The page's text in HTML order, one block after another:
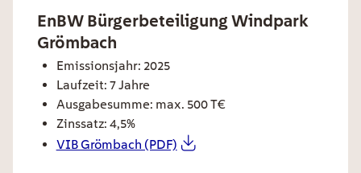
ee card title
EnBW Bürgerbeteiligung Windpark
Grömbach
ee card text
Emissionsjahr: 2025
Laufzeit: 7 Jahre
Ausgabesumme: max. 500 T€
Zinssatz: 4,5%
VIB Grömbach (PDF)